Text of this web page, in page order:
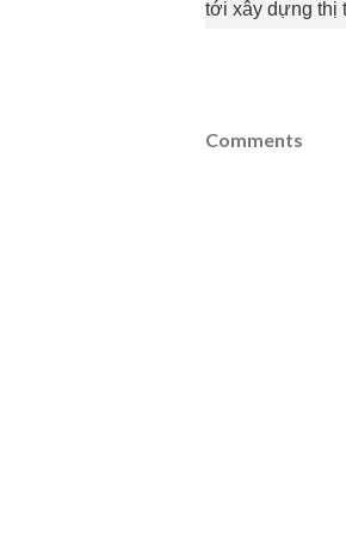
tới xây dựng thị
Comments